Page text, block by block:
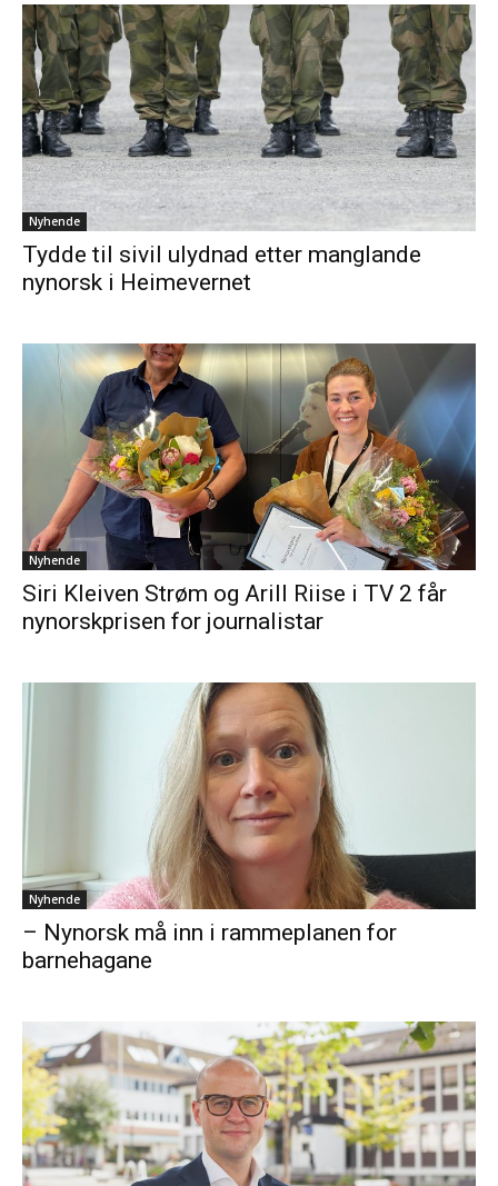
Nyhende
Tydde til sivil ulydnad etter manglande
nynorsk i Heimevernet
Nyhende
Siri Kleiven Strøm og Arill Riise i TV 2 får
nynorskprisen for journalistar
Nyhende
– Nynorsk må inn i rammeplanen for
barnehagane